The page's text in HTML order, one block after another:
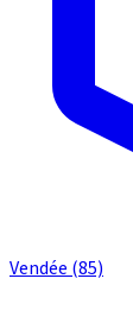
Vendée (85)